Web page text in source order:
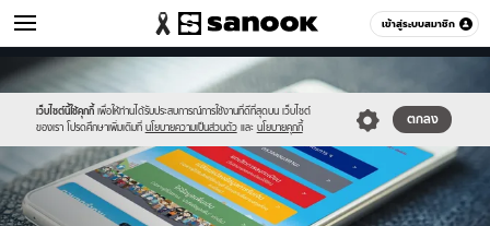
เข้าสู่ระบบสมาชิก
เศรษฐกิจ หมวดอื่นๆ
เว็บไซต์นี้ใช้คุกกี้ เพื่อให้ท่านได้รับประสบการณ์การใช้งานที่ดีที่สุดบน เว็บไซต์
ของเรา โปรดศึกษาเพิ่มเติมที่ นโยบายความเป็นส่วนตัว และ นโยบายคุกกี้
ตกลง
Sanook
//s.isanook.com/sr/0/images/logo-
new-
sanook.png
600
60
//s.isanook.com/mn/0/ud/150/752431/coming.jpg